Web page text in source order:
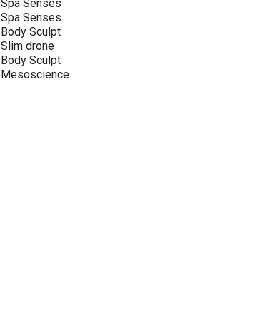
Spa Senses
Spa Senses
Body Sculpt
Slim drone
Body Sculpt
Mesoscience